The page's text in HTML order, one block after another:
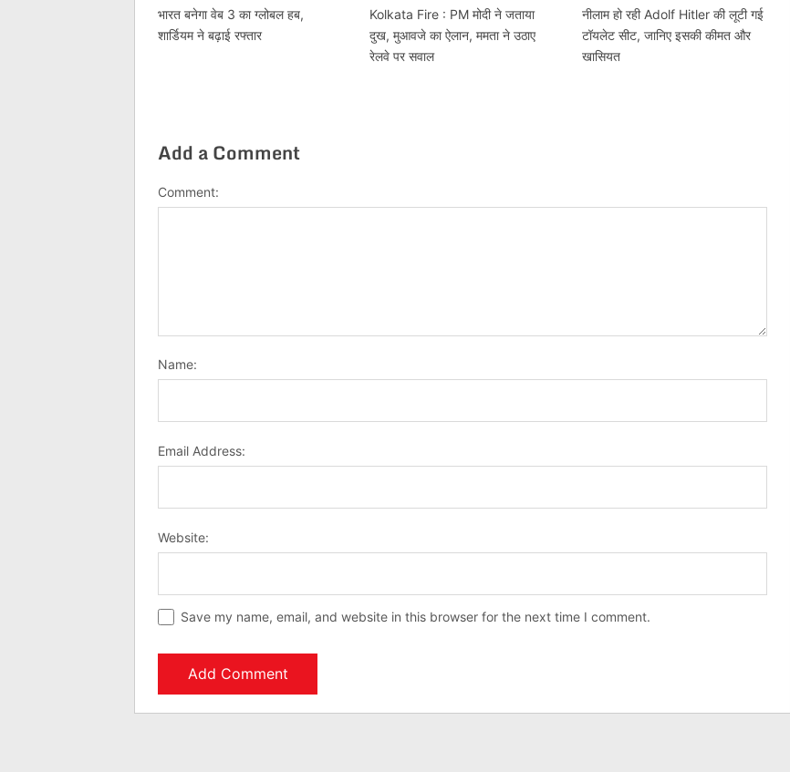
भारत बनेगा वेब 3 का ग्लोबल हब,
शार्डियम ने बढ़ाई रफ्तार
Kolkata Fire : PM मोदी ने जताया
दुख, मुआवजे का ऐलान, ममता ने उठाए
रेलवे पर सवाल
नीलाम हो रही Adolf Hitler की लूटी गई
टॉयलेट सीट, जानिए इसकी कीमत और
खासियत
Add a Comment
Comment:
Name:
Email Address:
Website:
Save my name, email, and website in this browser for the next time I comment.